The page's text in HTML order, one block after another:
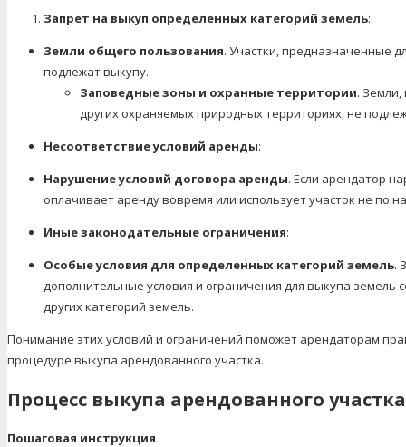
Запрет на выкуп определенных категорий земель:
Земли общего пользования. Участки, предназначенные
подлежат выкупу.
Заповедные зоны и охранные территории.
других охраняемых природных территориях, не
Несоответствие условий аренды:
Нарушение условий договора аренды. Если арендатор
оплачивает аренду вовремя или использует участок не по
Иные законодательные ограничения:
Особые условия для определенных категорий земель.
дополнительные условия и ограничения для выкупа земель
других категорий земель.
Понимание этих условий и ограничений поможет арендаторам
процедуре выкупа арендованного участка.
Процесс выкупа арендованного участка
Пошаговая инструкция